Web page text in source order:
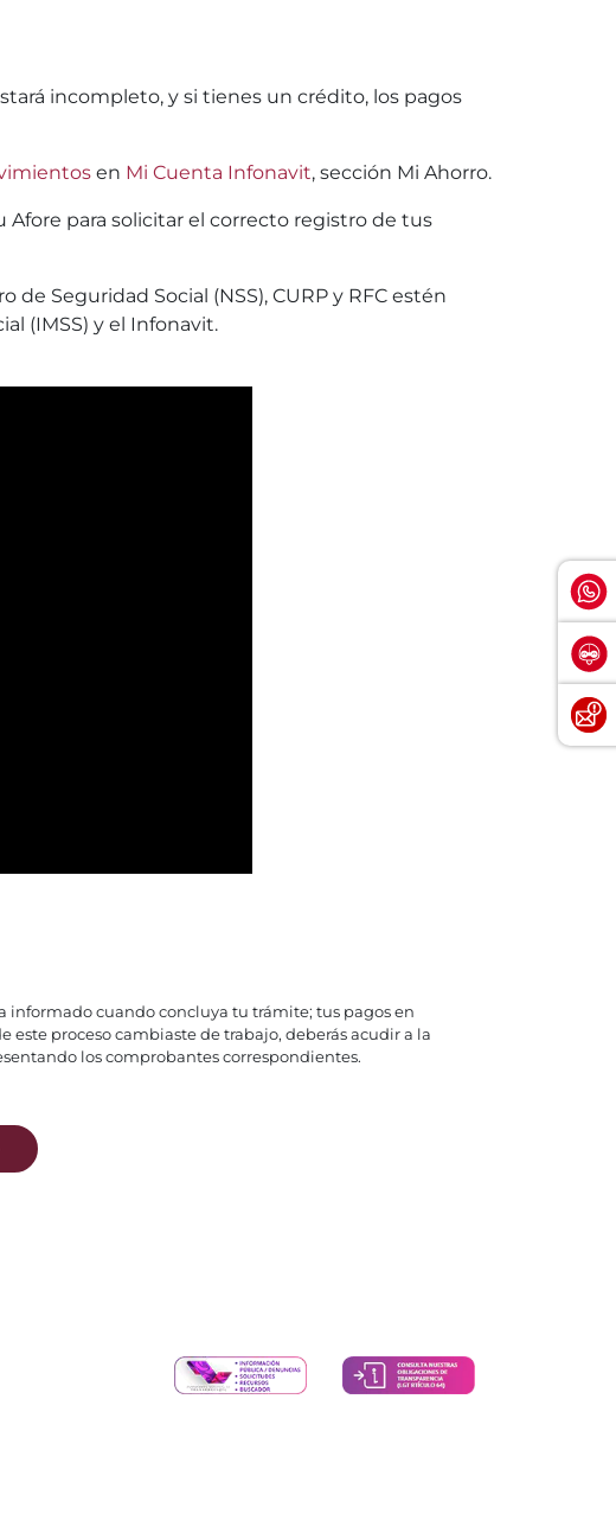
incompleto, y si tienes un crédito, los pagos
en Mi Cuenta Infonavit, sección Mi Ahorro.
para solicitar el correcto registro de tus
Seguridad Social (NSS), CURP y RFC estén
(IMSS) y el Infonavit.
informado cuando concluya tu trámite; tus pagos en
proceso cambiaste de trabajo, deberás acudir a la
los comprobantes correspondientes.